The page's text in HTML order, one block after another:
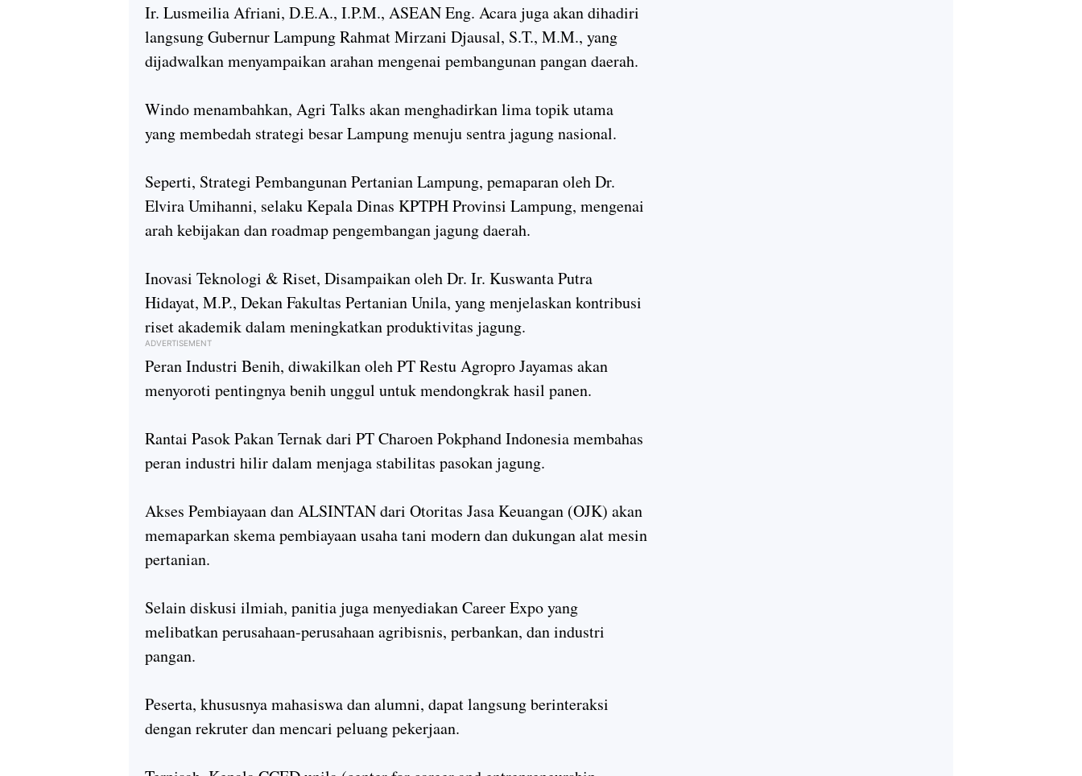
Ir. Lusmeilia Afriani, D.E.A., I.P.M., ASEAN Eng. Acara juga akan dihadiri
langsung Gubernur Lampung Rahmat Mirzani Djausal, S.T., M.M., yang
dijadwalkan menyampaikan arahan mengenai pembangunan pangan daerah.
Windo menambahkan, Agri Talks akan menghadirkan lima topik utama
yang membedah strategi besar Lampung menuju sentra jagung nasional.
Seperti, Strategi Pembangunan Pertanian Lampung, pemaparan oleh Dr.
Elvira Umihanni, selaku Kepala Dinas KPTPH Provinsi Lampung, mengenai
arah kebijakan dan roadmap pengembangan jagung daerah.
Inovasi Teknologi & Riset, Disampaikan oleh Dr. Ir. Kuswanta Putra
Hidayat, M.P., Dekan Fakultas Pertanian Unila, yang menjelaskan kontribusi
riset akademik dalam meningkatkan produktivitas jagung.
ADVERTISEMENT
Peran Industri Benih, diwakilkan oleh PT Restu Agropro Jayamas akan
menyoroti pentingnya benih unggul untuk mendongkrak hasil panen.
Rantai Pasok Pakan Ternak dari PT Charoen Pokphand Indonesia membahas
peran industri hilir dalam menjaga stabilitas pasokan jagung.
Akses Pembiayaan dan ALSINTAN dari Otoritas Jasa Keuangan (OJK) akan
memaparkan skema pembiayaan usaha tani modern dan dukungan alat mesin
pertanian.
Selain diskusi ilmiah, panitia juga menyediakan Career Expo yang
melibatkan perusahaan-perusahaan agribisnis, perbankan, dan industri
pangan.
Peserta, khususnya mahasiswa dan alumni, dapat langsung berinteraksi
dengan rekruter dan mencari peluang pekerjaan.